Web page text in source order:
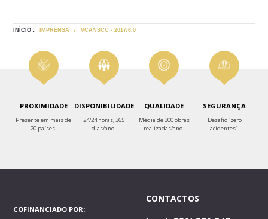
INÍCIO : IMPRENSA / VCA*/SCC - 2017/6.0
PROXIMIDADE
Presente em mais de
20 países.
DISPONIBILIDADE
24/24 horas, 365
dias/ano.
QUALIDADE
Média de 300 obras
realizadas/ano.
SEGURANÇA
Desafio “zero
acidentes”.
COFINANCIADO POR:
CONTACTOS